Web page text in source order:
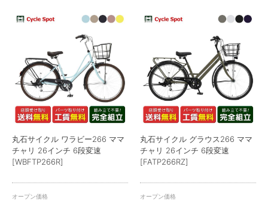
丸石サイクル ワラビー266 ママ
チャリ 26インチ 6段変速
[WBFTP266R]
オープン価格
丸石サイクル グラウス266 ママ
チャリ 26インチ 6段変速
[FATP266RZ]
オープン価格